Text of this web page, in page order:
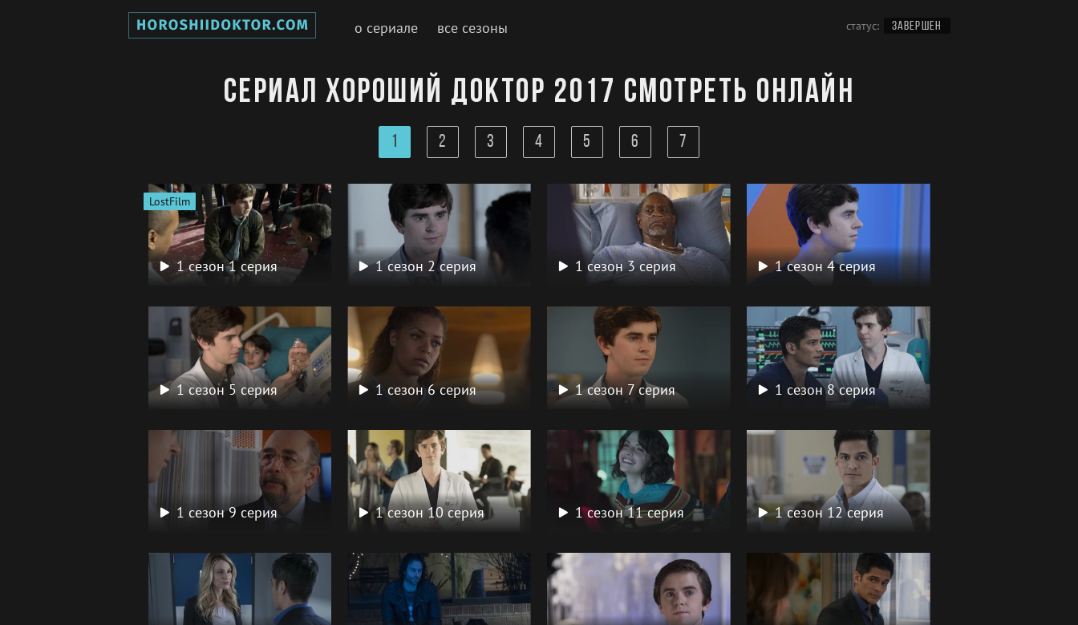
о сериале все сезоны статус: ЗАВЕРШЕН
Сериал Хороший Доктор 2017 смотреть онлайн
1 2 3 4 5 6 7
1 сезон 1 серия
LostFilm
1 сезон 2 серия 1 сезон 3 серия 1 сезон 4 серия
1 сезон 5 серия 1 сезон 6 серия 1 сезон 7 серия 1 сезон 8 серия
1 сезон 9 серия 1 сезон 10 серия 1 сезон 11 серия 1 сезон 12 серия